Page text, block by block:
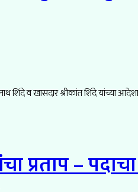
शिंदे व खासदार श्रीकांत शिंदे यांच्या
प्रताप –